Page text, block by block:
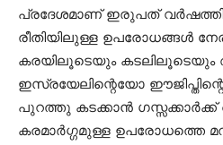
പ്രദേശമാണ് ഇരുപത്
രീതിയിലുള്ള ഉപരോധങ്ങള്‍
കരയിലൂടെയും
ഇസ്രയേലിന്റെയോ
പുറത്തു കടക്കാന്‍
കരമാര്‍ഗ്ഗമുള്ള ഉപരോധത്തെ